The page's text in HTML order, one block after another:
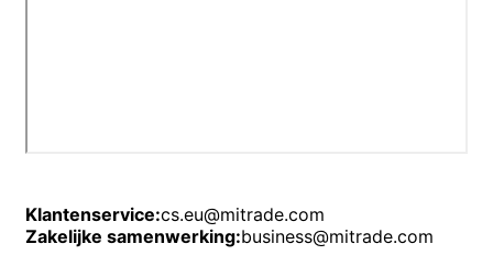
ไทย
Klantenservice:cs.eu@mitrade.com
Zakelijke samenwerking:business@mitrade.com